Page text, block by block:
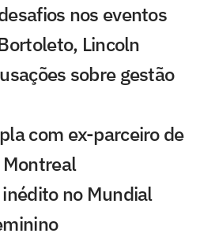
nos eventos
Lincoln
sobre gestão
com ex-parceiro de
Montreal
no Mundial